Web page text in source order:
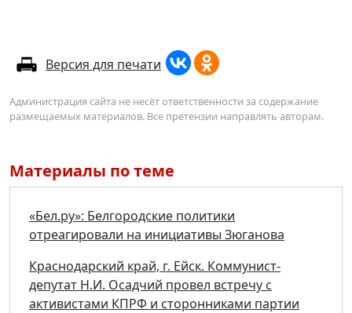
Версия для печати
Администрация сайта не несёт ответственности за содержание
размещаемых материалов. Все претензии направлять авторам.
Материалы по теме
«Бел.ру»: Белгородские политики
отреагировали на инициативы Зюганова
Краснодарский край, г. Ейск. Коммунист-
депутат Н.И. Осадчий провел встречу с
активистами КПРФ и сторонниками партии